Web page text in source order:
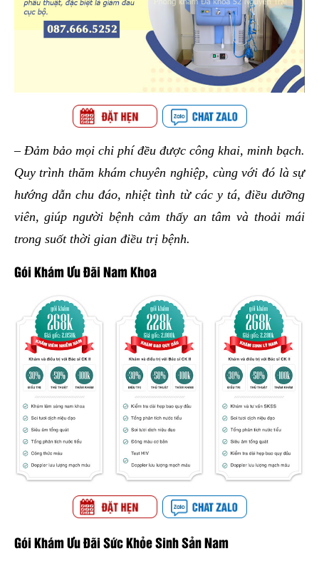
– Đảm bảo mọi chi phí đều được công khai, minh bạch.
Quy trình thăm khám chuyên nghiệp, cùng với đó là sự
hướng dẫn chu đáo, nhiệt tình từ các y tá, điều dưỡng
viên, giúp người bệnh cảm thấy an tâm và thoải mái
trong suốt thời gian điều trị bệnh.
Gói Khám Ưu Đãi Nam Khoa
Gói Khám Ưu Đãi Sức Khỏe Sinh Sản Nam